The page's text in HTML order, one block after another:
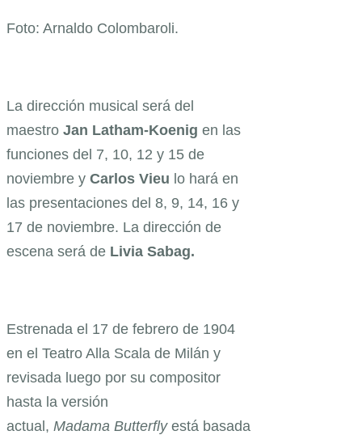
Foto: Arnaldo Colombaroli.
La dirección musical será del
maestro Jan Latham-Koenig en las
funciones del 7, 10, 12 y 15 de
noviembre y Carlos Vieu lo hará en
las presentaciones del 8, 9, 14, 16 y
17 de noviembre. La dirección de
escena será de Livia Sabag.
Estrenada el 17 de febrero de 1904
en el Teatro Alla Scala de Milán y
revisada luego por su compositor
hasta la versión
actual, Madama Butterflyestá basada